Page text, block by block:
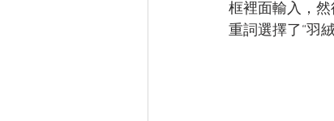
框裡面輸入，
重詞選擇了“羽